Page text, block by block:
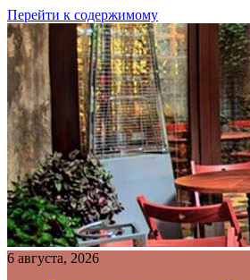
Перейти к содержимому
6 августа, 2026